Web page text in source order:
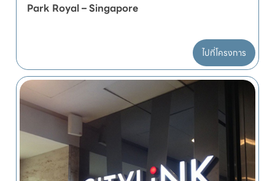
Park Royal – Singapore
ไปที่โครงการ